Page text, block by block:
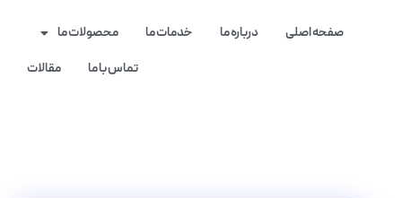
صفحه اصلی درباره ما خدمات ما
محصولات ما
تماس با ما
مقالات